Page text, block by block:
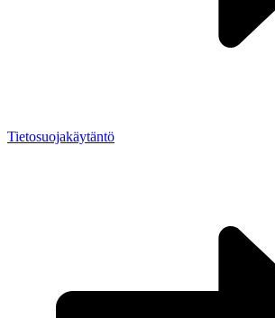
Tietosuojakäytäntö